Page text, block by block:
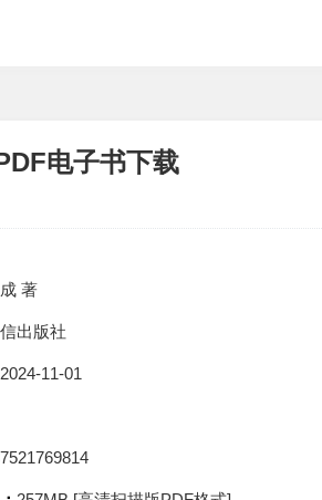
电子书下载
著
出版社
2024-11-01